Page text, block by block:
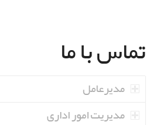
تماس با ما
مدیرعامل
مدیریت امور اداری